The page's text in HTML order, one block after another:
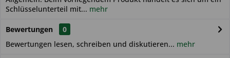
Schlüsselunterteil mit... mehr
Bewertungen
0
Bewertungen lesen, schreiben und diskutieren... mehr